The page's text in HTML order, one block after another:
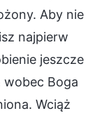
Aby nie
najpierw
jeszcze
wobec Boga
Wciąż